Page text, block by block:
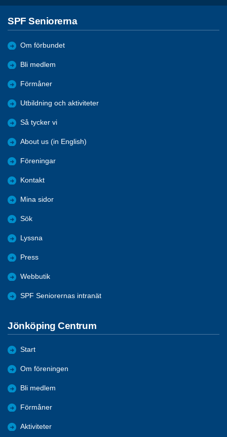
SPF Seniorerna
Om förbundet
Bli medlem
Förmåner
Utbildning och aktiviteter
Så tycker vi
About us (in English)
Föreningar
Kontakt
Mina sidor
Sök
Lyssna
Press
Webbutik
SPF Seniorernas intranät
Jönköping Centrum
Start
Om föreningen
Bli medlem
Förmåner
Aktiviteter